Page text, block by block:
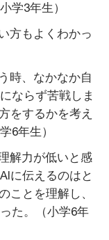
学3年生）
方もよくわかっ
時、なかなか自
ならず苦戦しま
をするかを考え
6年生）
解力が低いと感
に伝えるのはと
ことを理解し、
た。（小学6年